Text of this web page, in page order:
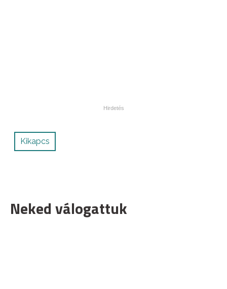
Kikapcs
Neked válogattuk